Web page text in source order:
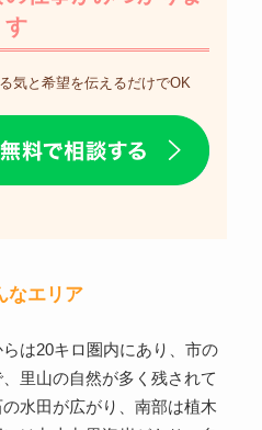
す
気と希望を伝えるだけでOK
なエリア
は20キロ圏内にあり、市の
里山の自然が多く残されて
水田が広がり、南部は植木